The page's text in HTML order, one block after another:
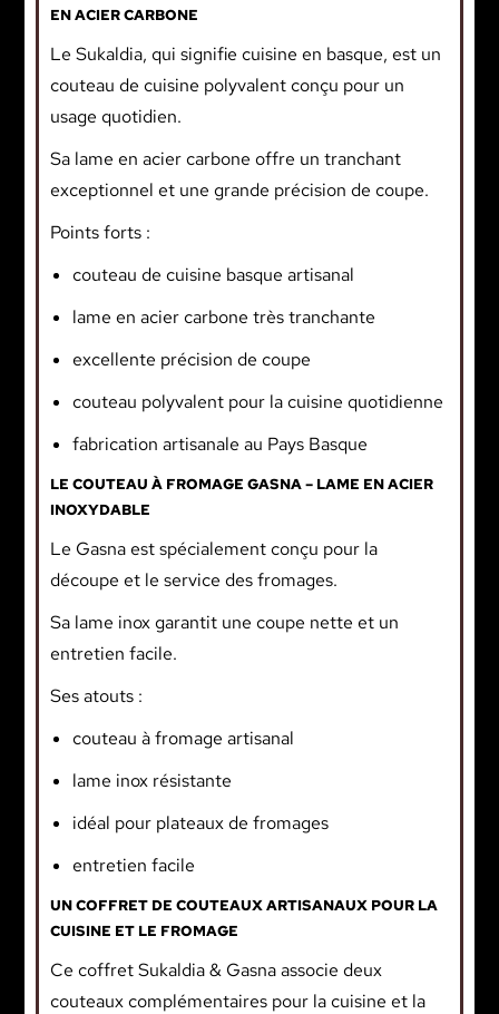
EN ACIER CARBONE
Le Sukaldia, qui signifie cuisine en basque, est un
couteau de cuisine polyvalent conçu pour un
usage quotidien.
Sa lame en acier carbone offre un tranchant
exceptionnel et une grande précision de coupe.
Points forts :
couteau de cuisine basque artisanal
lame en acier carbone très tranchante
excellente précision de coupe
couteau polyvalent pour la cuisine quotidienne
fabrication artisanale au Pays Basque
LE COUTEAU À FROMAGE GASNA – LAME EN ACIER
INOXYDABLE
Le Gasna est spécialement conçu pour la
découpe et le service des fromages.
Sa lame inox garantit une coupe nette et un
entretien facile.
Ses atouts :
couteau à fromage artisanal
lame inox résistante
idéal pour plateaux de fromages
entretien facile
UN COFFRET DE COUTEAUX ARTISANAUX POUR LA
CUISINE ET LE FROMAGE
Ce coffret Sukaldia & Gasna associe deux
couteaux complémentaires pour la cuisine et la